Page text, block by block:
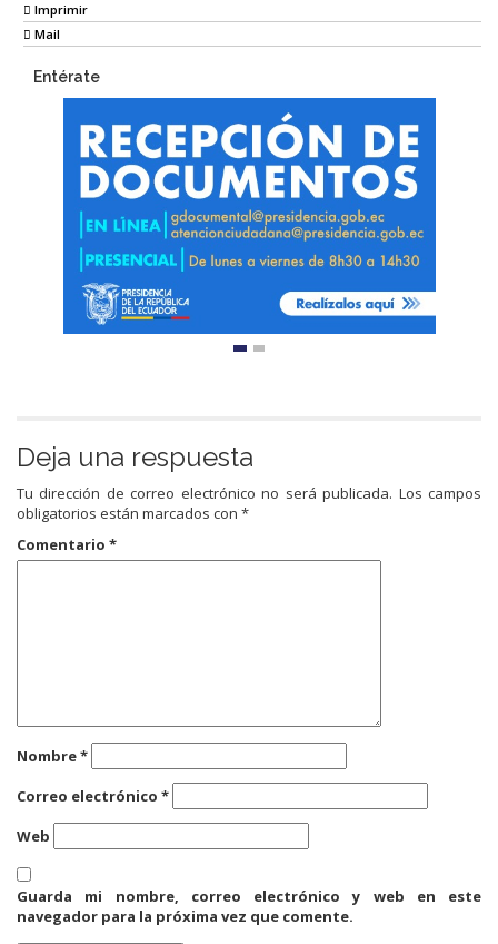
Imprimir
Mail
Entérate
Deja una respuesta
Tu dirección de correo electrónico no será publicada. Los campos
obligatorios están marcados con *
Comentario *
Nombre*
Correo electrónico *
Web
Guarda mi nombre, correo electrónico y web en este
navegador para la próxima vez que comente.